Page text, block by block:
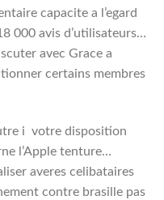
capacite a l’egard
000 avis d’utilisateurs…
avec Grace a
certains membres
i votre disposition
l’Apple tenture…
averes celibataires
contre brasille pas